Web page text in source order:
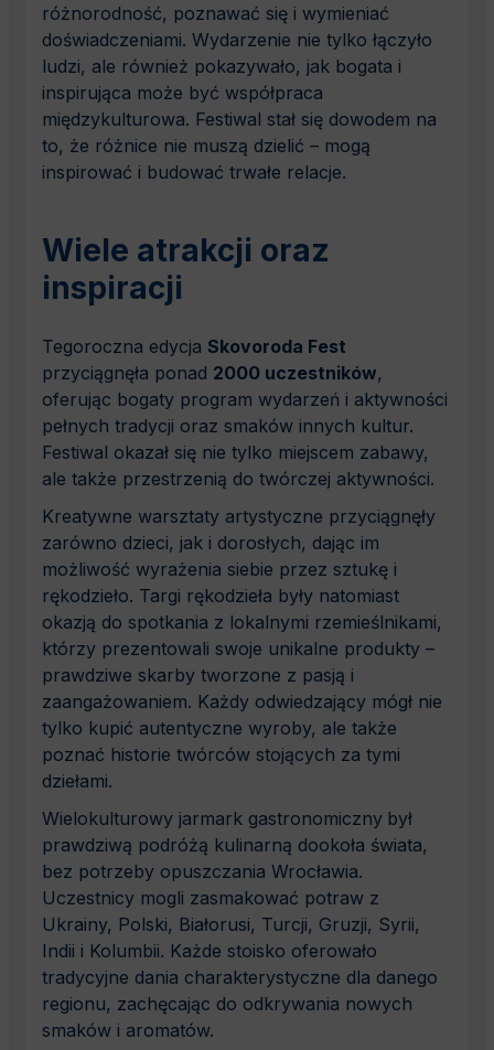
różnorodność, poznawać się i wymieniać
doświadczeniami. Wydarzenie nie tylko łączyło
ludzi, ale również pokazywało, jak bogata i
inspirująca może być współpraca
międzykulturowa. Festiwal stał się dowodem na
to, że różnice nie muszą dzielić – mogą
inspirować i budować trwałe relacje.
Wiele atrakcji oraz
inspiracji
Tegoroczna edycja Skovoroda Fest
przyciągnęła ponad 2000 uczestników,
oferując bogaty program wydarzeń i aktywności
pełnych tradycji oraz smaków innych kultur.
Festiwal okazał się nie tylko miejscem zabawy,
ale także przestrzenią do twórczej aktywności.
Kreatywne warsztaty artystyczne przyciągnęły
zarówno dzieci, jak i dorosłych, dając im
możliwość wyrażenia siebie przez sztukę i
rękodzieło. Targi rękodzieła były natomiast
okazją do spotkania z lokalnymi rzemieślnikami,
którzy prezentowali swoje unikalne produkty –
prawdziwe skarby tworzone z pasją i
zaangażowaniem. Każdy odwiedzający mógł nie
tylko kupić autentyczne wyroby, ale także
poznać historie twórców stojących za tymi
dziełami.
Wielokulturowy jarmark gastronomiczny był
prawdziwą podróżą kulinarną dookoła świata,
bez potrzeby opuszczania Wrocławia.
Uczestnicy mogli zasmakować potraw z
Ukrainy, Polski, Białorusi, Turcji, Gruzji, Syrii,
Indii i Kolumbii. Każde stoisko oferowało
tradycyjne dania charakterystyczne dla danego
regionu, zachęcając do odkrywania nowych
smaków i aromatów.